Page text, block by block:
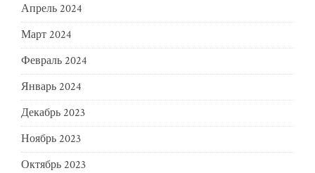
Апрель 2024
Март 2024
Февраль 2024
Январь 2024
Декабрь 2023
Ноябрь 2023
Октябрь 2023